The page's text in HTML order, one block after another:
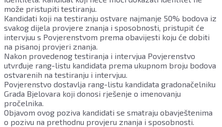
može pristupiti testiranju.
Kandidati koji na testiranju ostvare najmanje 50% bodova iz
svakog dijela provjere znanja i sposobnosti, pristupit će
intervjuu s Povjerenstvom prema obavijesti koju će dobiti
na pisanoj provjeri znanja.
Nakon provedenog testiranja i intervjua Povjerenstvo
utvrđuje rang-listu kandidata prema ukupnom broju bodova
ostvarenih na testiranju i intervjuu.
Povjerenstvo dostavlja rang-listu kandidata gradonačelniku
Grada Bjelovara koji donosi rješenje o imenovanju
pročelnika.
Objavom ovog poziva kandidati se smatraju obavještenima
o pozivu na prethodnu provjeru znanja i sposobnosti.